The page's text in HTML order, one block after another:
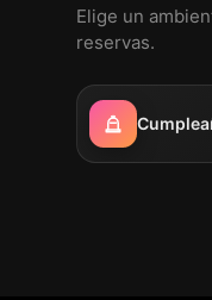
Elige un
reservas.